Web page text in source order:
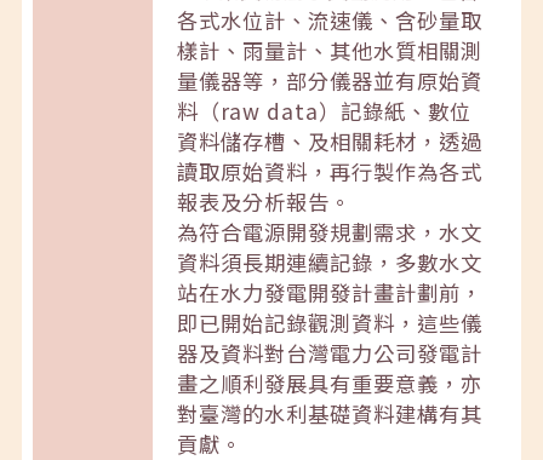
各式水位計、流速儀、含砂量取
樣計、雨量計、其他水質相關測
量儀器等，部分儀器並有原始資
料（raw data）記錄紙、數位
資料儲存槽、及相關耗材，透過
讀取原始資料，再行製作為各式
報表及分析報告。
為符合電源開發規劃需求，水文
資料須長期連續記錄，多數水文
站在水力發電開發計畫計劃前，
即已開始記錄觀測資料，這些儀
器及資料對台灣電力公司發電計
畫之順利發展具有重要意義，亦
對臺灣的水利基礎資料建構有其
貢獻。